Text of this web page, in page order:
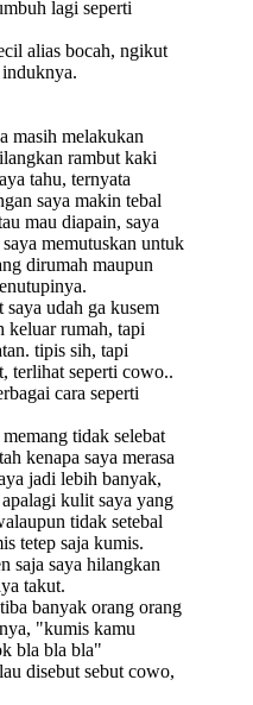
lagi seperti
alias bocah, ngikut
masih melakukan
rambut kaki
tahu, ternyata
saya makin tebal
mau diapain, saya
memutuskan untuk
dirumah maupun
saya udah ga kusem
keluar rumah, tapi
tipis sih, tapi
terlihat seperti cowo..
cara seperti
tidak selebat
kenapa saya merasa
jadi lebih banyak,
kulit saya yang
tidak setebal
tetep saja kumis.
saja saya hilangkan
takut.
banyak orang orang
"kumis kamu
bla bla bla"
disebut sebut cowo,